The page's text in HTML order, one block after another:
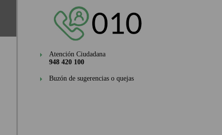
Atención Ciudadana
948 420 100
Buzón de sugerencias o quejas